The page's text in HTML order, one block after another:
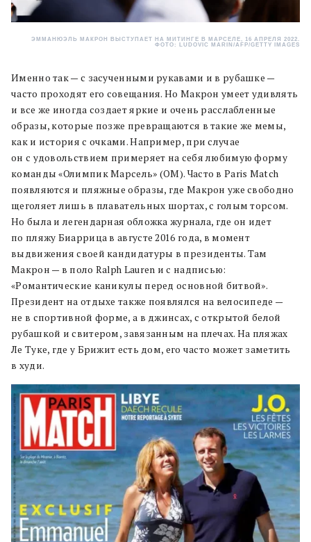
ЭММАНЮЭЛЬ МАКРОН ВЫСТУПАЕТ НА МИТИНГЕ В МАРСЕЛЕ, 16 АПРЕЛЯ 2022.
ФОТО: LUDOVIC MARIN/AFP/GETTY IMAGES
Именно так — с засученными рукавами и в рубашке —
часто проходят его совещания. Но Макрон умеет удивлять
и все же иногда создает яркие и очень расслабленные
образы, которые позже превращаются в такие же мемы,
как и история с очками. Например, при случае
он с удовольствием примеряет на себя любимую форму
команды «Олимпик Марсель» (OM). Часто в Paris Match
появляются и пляжные образы, где Макрон уже свободно
щеголяет лишь в плавательных шортах, с голым торсом.
Но была и легендарная обложка журнала, где он идет
по пляжу Биаррица в августе 2016 года, в момент
выдвижения своей кандидатуры в президенты. Там
Макрон — в поло Ralph Lauren и с надписью:
«Романтические каникулы перед основной битвой».
Президент на отдыхе также появлялся на велосипеде —
не в спортивной форме, а в джинсах, с открытой белой
рубашкой и свитером, завязанным на плечах. На пляжах
Ле Туке, где у Брижит есть дом, его часто может заметить
в худи.